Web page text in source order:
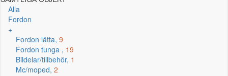
Alla
Fordon
+
Fordon lätta, 9
Fordon tunga , 19
Bildelar/tillbehör, 1
Mc/moped, 2